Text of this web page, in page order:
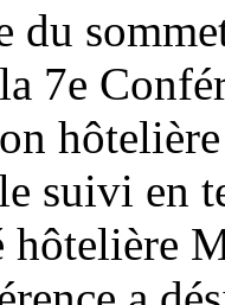
du
7e
suivi en